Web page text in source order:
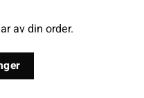
av din order.